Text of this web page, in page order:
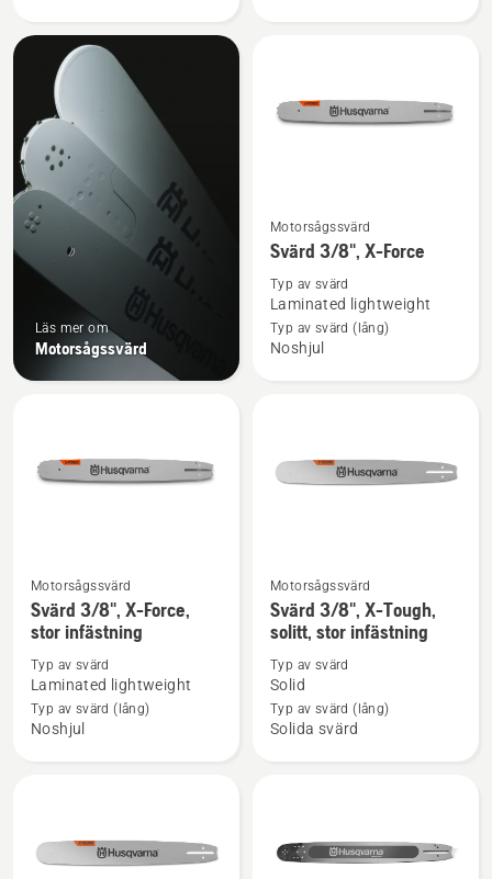
X-
Force
Läs mer om
Motorsågssvärd
Se
mer
om
Svärd
3/8",
Motorsågssvärd
Svärd 3/8", X-Force
Typ av svärd
Laminated lightweight
Typ av svärd (lång)
Noshjul
Se
mer
information
om
Svärd
3/8",
Motorsågssvärd
Svärd 3/8", X-Force,
stor infästning
Typ av svärd
Laminated lightweight
Typ av svärd (lång)
Noshjul
Se
mer
information
om
Svärd
3/8",
infästning
Motorsågssvärd
Svärd 3/8", X-Tough,
solitt, stor infästning
Typ av svärd
Solid
Typ av svärd (lång)
Solida svärd